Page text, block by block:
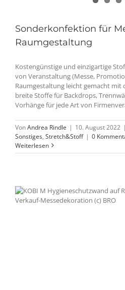
Sonderkonfektion für
Raumgestaltung
Kostengünstige und einzigartige
von Veranstaltung (Messe,
Raumgestaltung leicht gemacht
breite Stoffe für Backdrops,
Vorhänge für jede Art von
VonAndrea Rindle | 10. August 2022 |
Sonstiges, Stretch&Stoff | 0
Weiterlesen